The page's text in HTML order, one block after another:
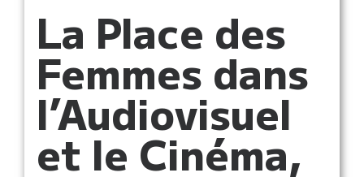
La Place des
Femmes dans
l’Audiovisuel
et le Cinéma,